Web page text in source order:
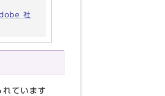
社
ています